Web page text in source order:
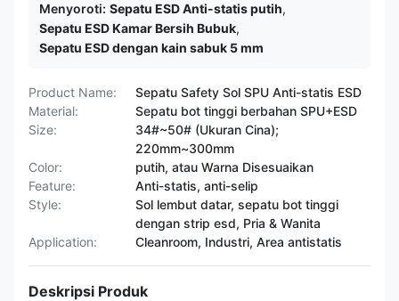
Menyoroti: Sepatu ESD Anti-statis putih,
Sepatu ESD Kamar Bersih Bubuk,
Sepatu ESD dengan kain sabuk 5 mm
Product Name:
Sepatu Safety Sol SPU Anti-statis ESD
Material:
Sepatu bot tinggi berbahan SPU+ESD
Size:
34#~50# (Ukuran Cina);
220mm~300mm
Color:
putih, atau Warna Disesuaikan
Feature:
Anti-statis, anti-selip
Style:
Sol lembut datar, sepatu bot tinggi
dengan strip esd, Pria & Wanita
Application:
Cleanroom, Industri, Area antistatis
Deskripsi Produk